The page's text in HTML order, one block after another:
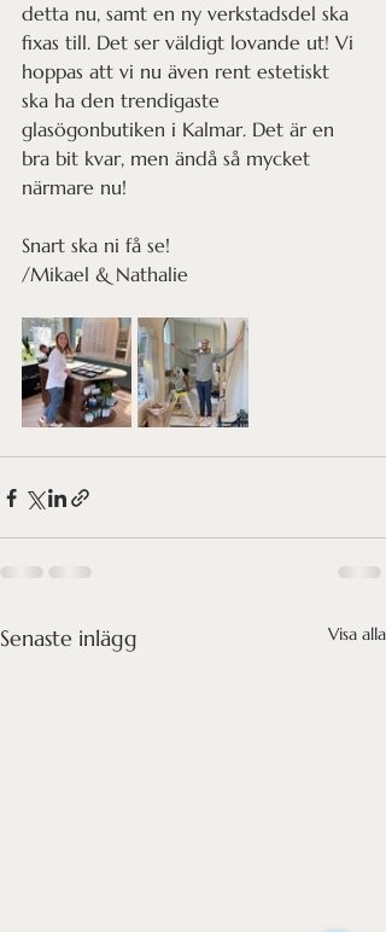
detta nu, samt en ny verkstadsdel ska
fixas till. Det ser väldigt lovande ut! Vi
hoppas att vi nu även rent estetiskt
ska ha den trendigaste
glasögonbutiken i Kalmar. Det är en
bra bit kvar, men ändå så mycket
närmare nu!
Snart ska ni få se!
/Mikael & Nathalie
Senaste inlägg Visa alla